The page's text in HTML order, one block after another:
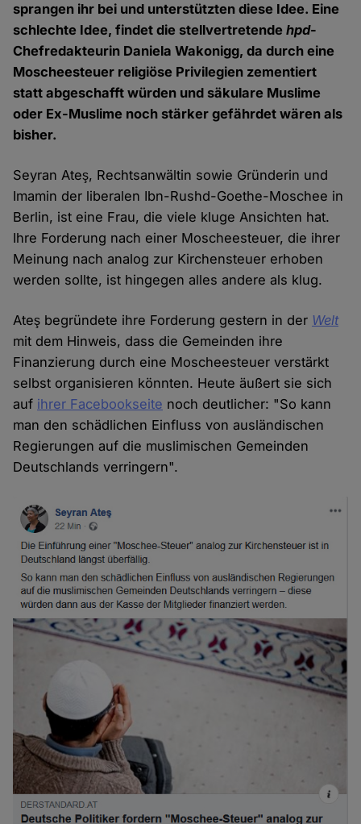
sprangen ihr bei und unterstützten diese Idee. Eine
schlechte Idee, findet die stellvertretendehpd-
Chefredakteurin Daniela Wakonigg, da durch eine
Moscheesteuer religiöse Privilegien zementiert
statt abgeschafft würden und säkulare Muslime
oder Ex-Muslime noch stärker gefährdet wären als
bisher.
Seyran Ateş, Rechtsanwältin sowie Gründerin und
Imamin der liberalen Ibn-Rushd-Goethe-Moschee in
Berlin, ist eine Frau, die viele kluge Ansichten hat.
Ihre Forderung nach einer Moscheesteuer, die ihrer
Meinung nach analog zur Kirchensteuer erhoben
werden sollte, ist hingegen alles andere als klug.
Ateş begründete ihre Forderung gestern in der Welt
mit dem Hinweis, dass die Gemeinden ihre
Finanzierung durch eine Moscheesteuer verstärkt
selbst organisieren könnten. Heute äußert sie sich
auf ihrer Facebookseite noch deutlicher: "So kann
man den schädlichen Einfluss von ausländischen
Regierungen auf die muslimischen Gemeinden
Deutschlands verringern".